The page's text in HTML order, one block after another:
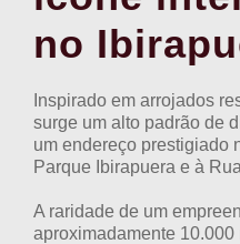
no
Inspirado em arrojados
surge um alto padrão de
um endereço prestigiado
Parque Ibirapuera e à
A raridade de um
aproximadamente 10.000